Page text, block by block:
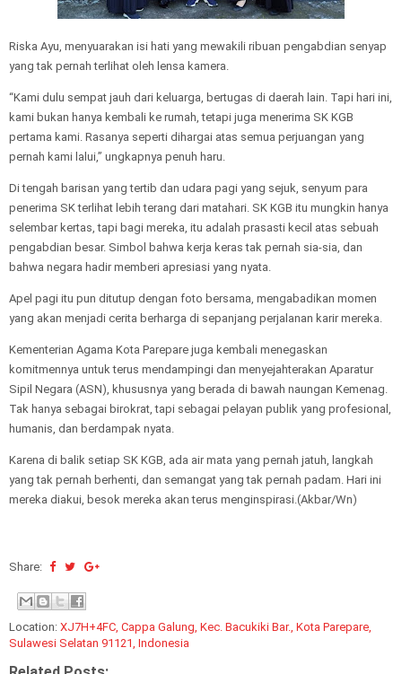
Riska Ayu, menyuarakan isi hati yang mewakili ribuan pengabdian senyap
yang tak pernah terlihat oleh lensa kamera.
“Kami dulu sempat jauh dari keluarga, bertugas di daerah lain. Tapi hari ini,
kami bukan hanya kembali ke rumah, tetapi juga menerima SK KGB
pertama kami. Rasanya seperti dihargai atas semua perjuangan yang
pernah kami lalui,” ungkapnya penuh haru.
Di tengah barisan yang tertib dan udara pagi yang sejuk, senyum para
penerima SK terlihat lebih terang dari matahari. SK KGB itu mungkin hanya
selembar kertas, tapi bagi mereka, itu adalah prasasti kecil atas sebuah
pengabdian besar. Simbol bahwa kerja keras tak pernah sia-sia, dan
bahwa negara hadir memberi apresiasi yang nyata.
Apel pagi itu pun ditutup dengan foto bersama, mengabadikan momen
yang akan menjadi cerita berharga di sepanjang perjalanan karir mereka.
Kementerian Agama Kota Parepare juga kembali menegaskan
komitmennya untuk terus mendampingi dan menyejahterakan Aparatur
Sipil Negara (ASN), khususnya yang berada di bawah naungan Kemenag.
Tak hanya sebagai birokrat, tapi sebagai pelayan publik yang profesional,
humanis, dan berdampak nyata.
Karena di balik setiap SK KGB, ada air mata yang pernah jatuh, langkah
yang tak pernah berhenti, dan semangat yang tak pernah padam. Hari ini
mereka diakui, besok mereka akan terus menginspirasi.(Akbar/Wn)
Share:
Location: XJ7H+4FC, Cappa Galung, Kec. Bacukiki Bar., Kota Parepare,
Sulawesi Selatan 91121, Indonesia